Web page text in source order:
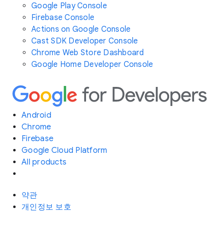
Google Play Console
Firebase Console
Actions on Google Console
Cast SDK Developer Console
Chrome Web Store Dashboard
Google Home Developer Console
Android
Chrome
Firebase
Google Cloud Platform
All products
약관
개인정보 보호